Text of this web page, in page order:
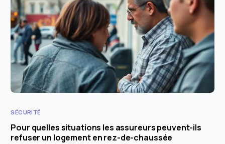
SÉCURITÉ
Pour quelles situations les assureurs peuvent-ils
refuser un logement en rez-de-chaussée